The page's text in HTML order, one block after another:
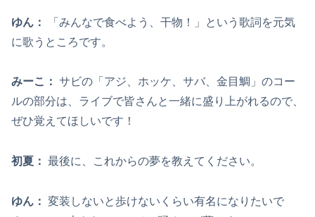
ゆん：
「みんなで食べよう、干物！」という歌詞を元気
に歌うところです。
みーこ： サビの「アジ、ホッケ、サバ、金目鯛」のコー
ルの部分は、ライブで皆さんと一緒に盛り上がれるので、
ぜひ覚えてほしいです！
初夏 ： 最後に、これからの夢を教えてください。
ゆん： 変装しないと歩けないくらい有名になりたいで